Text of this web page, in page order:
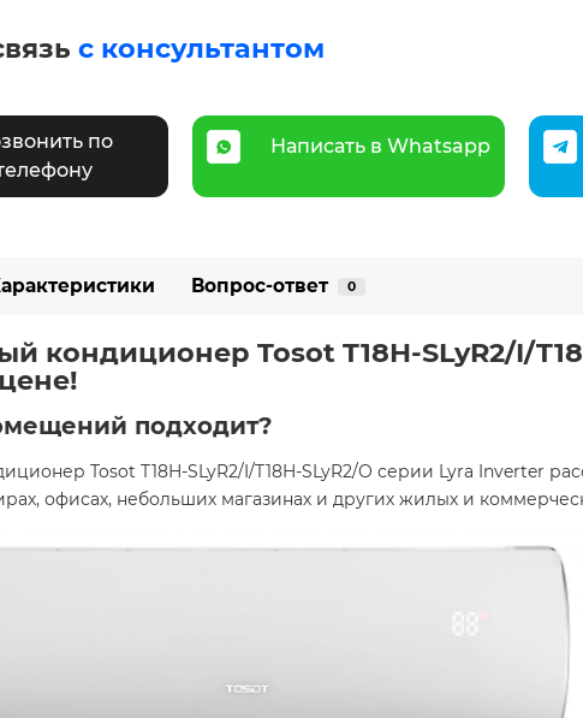
с консультантом
по
Написать в Whatsapp
Вопрос-ответ 0
кондиционер Tosot T18H-SLyR2/I/
подходит?
Tosot T18H-SLyR2/I/T18H-SLyR2/O серии Lyra Inverter
офисах, небольших магазинах и других жилых и